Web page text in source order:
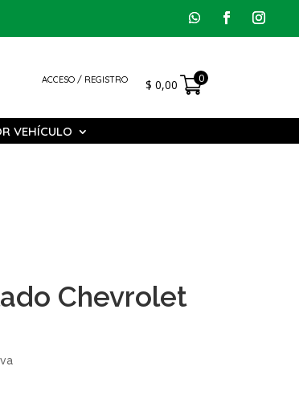
ACCESO / REGISTRO $ 0,00 0
VEHÍCULO
Chevrolet